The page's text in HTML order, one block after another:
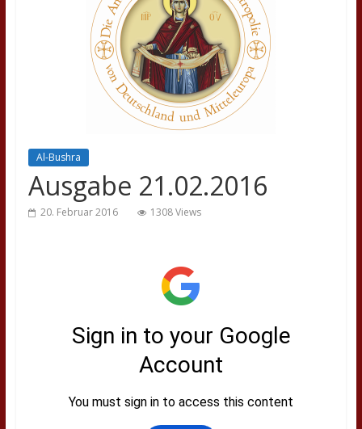
Al-Bushra
Ausgabe 21.02.2016
20. Februar 2016 1308 Views